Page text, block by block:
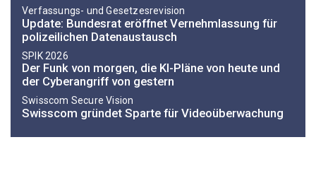
Verfassungs- und Gesetzesrevision
Update: Bundesrat eröffnet Vernehmlassung für
polizeilichen Datenaustausch
SPIK 2026
Der Funk von morgen, die KI-Pläne von heute und
der Cyberangriff von gestern
Swisscom Secure Vision
Swisscom gründet Sparte für Videoüberwachung